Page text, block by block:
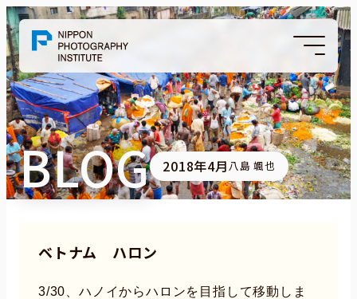
BLOG 2018年4月八島 颯也
ベトナム ハロン
3/30、ハノイからハロンを目指して移動しま